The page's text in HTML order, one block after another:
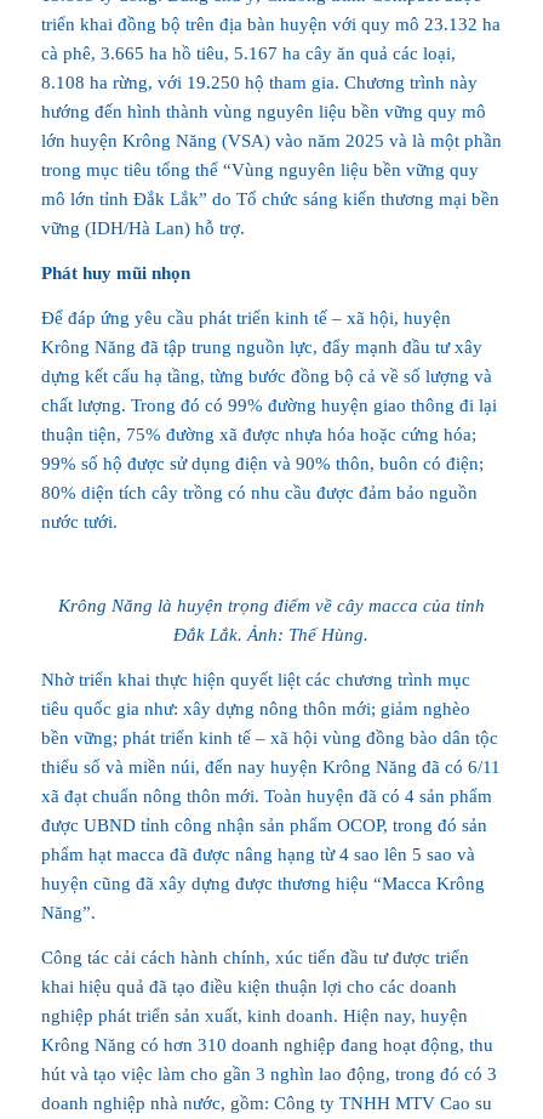
triển khai đồng bộ trên địa bàn huyện với quy mô 23.132 ha
cà phê, 3.665 ha hồ tiêu, 5.167 ha cây ăn quả các loại,
8.108 ha rừng, với 19.250 hộ tham gia. Chương trình này
hướng đến hình thành vùng nguyên liệu bền vững quy mô
lớn huyện Krông Năng (VSA) vào năm 2025 và là một phần
trong mục tiêu tổng thể “Vùng nguyên liệu bền vững quy
mô lớn tỉnh Đắk Lắk” do Tổ chức sáng kiến thương mại bền
vững (IDH/Hà Lan) hỗ trợ.
Phát huy mũi nhọn
Để đáp ứng yêu cầu phát triển kinh tế – xã hội, huyện
Krông Năng đã tập trung nguồn lực, đẩy mạnh đầu tư xây
dựng kết cấu hạ tầng, từng bước đồng bộ cả về số lượng và
chất lượng. Trong đó có 99% đường huyện giao thông đi lại
thuận tiện, 75% đường xã được nhựa hóa hoặc cứng hóa;
99% số hộ được sử dụng điện và 90% thôn, buôn có điện;
80% diện tích cây trồng có nhu cầu được đảm bảo nguồn
nước tưới.
Krông Năng là huyện trọng điểm về cây macca của tỉnh
Đắk Lắk. Ảnh: Thế Hùng.
Nhờ triển khai thực hiện quyết liệt các chương trình mục
tiêu quốc gia như: xây dựng nông thôn mới; giảm nghèo
bền vững; phát triển kinh tế – xã hội vùng đồng bào dân tộc
thiểu số và miền núi, đến nay huyện Krông Năng đã có 6/11
xã đạt chuẩn nông thôn mới. Toàn huyện đã có 4 sản phẩm
được UBND tỉnh công nhận sản phẩm OCOP, trong đó sản
phẩm hạt macca đã được nâng hạng từ 4 sao lên 5 sao và
huyện cũng đã xây dựng được thương hiệu “Macca Krông
Năng”.
Công tác cải cách hành chính, xúc tiến đầu tư được triển
khai hiệu quả đã tạo điều kiện thuận lợi cho các doanh
nghiệp phát triển sản xuất, kinh doanh. Hiện nay, huyện
Krông Năng có hơn 310 doanh nghiệp đang hoạt động, thu
hút và tạo việc làm cho gần 3 nghìn lao động, trong đó có 3
doanh nghiệp nhà nước, gồm: Công ty TNHH MTV Cao su